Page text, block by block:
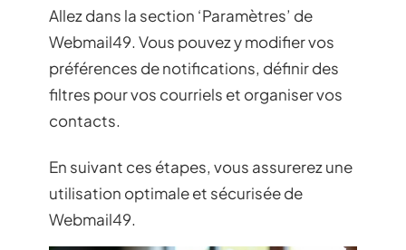
Allez dans la section ‘Paramètres’ de
Webmail49. Vous pouvez y modifier vos
préférences de notifications, définir des
filtres pour vos courriels et organiser vos
contacts.
En suivant ces étapes, vous assurerez une
utilisation optimale et sécurisée de
Webmail49.